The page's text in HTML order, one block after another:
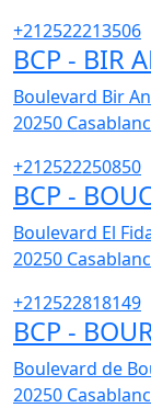
+212522213506
BCP - BIR
Boulevard Bir
20250
+212522250850
BCP -
Boulevard El
20250
+212522818149
BCP -
Boulevard de
20250